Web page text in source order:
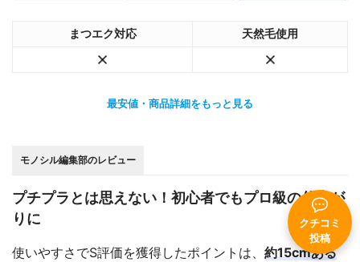
クチコミ
投稿
まつエク対応 天然毛使用
最安値・商品詳細をもっと見る
モノシル編集部のレビュー
プチプラとは思えない！初心者でもプロ級の仕上が
りに
使いやすさでS評価を獲得したポイントは、 約15cmある